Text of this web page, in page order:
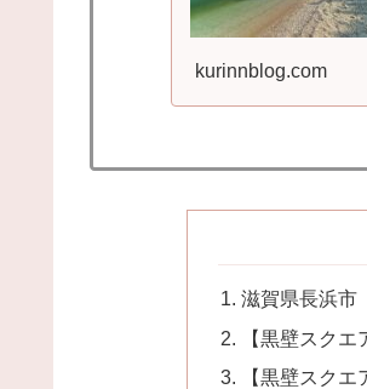
kurinnblog.com
滋賀県長浜市
【黒壁スク
【黒壁スク